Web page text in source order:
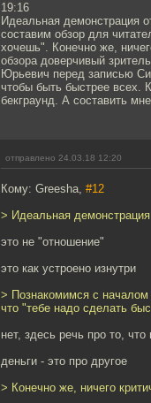
19:16
Идеальная демонстрация
составим обзор для
хочешь". Конечно же,
обзора доверчивый
Юрьевич перед записью
чтобы быть быстрее всех.
бекграунд. А составить
отправлено 24.03.18 12:20
Кому: Greesha, #12
> Идеальная
это не "отношение"
это как устроено изнутри
> Познакомимся с началом
что "тебе надо сделать
нет, здесь речь про то,
деньги - это про другое
> Конечно же, ничего